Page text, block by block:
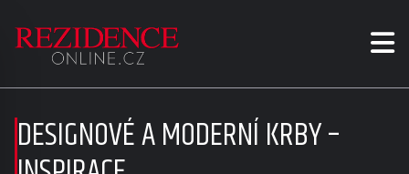
DESIGNOVÉ A MODERNÍ KRBY –